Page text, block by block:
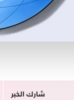
شارك الخبر